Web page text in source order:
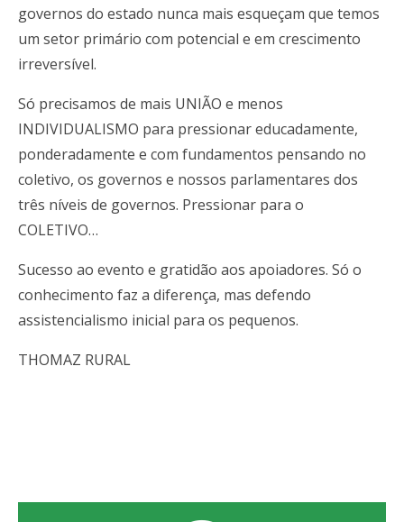
governos do estado nunca mais esqueçam que temos
um setor primário com potencial e em crescimento
irreversível.
Só precisamos de mais UNIÃO e menos
INDIVIDUALISMO para pressionar educadamente,
ponderadamente e com fundamentos pensando no
coletivo, os governos e nossos parlamentares dos
três níveis de governos. Pressionar para o
COLETIVO…
Sucesso ao evento e gratidão aos apoiadores. Só o
conhecimento faz a diferença, mas defendo
assistencialismo inicial para os pequenos.
THOMAZ RURAL